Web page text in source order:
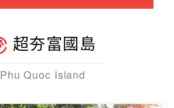
超夯富國島
Phu Quoc Island